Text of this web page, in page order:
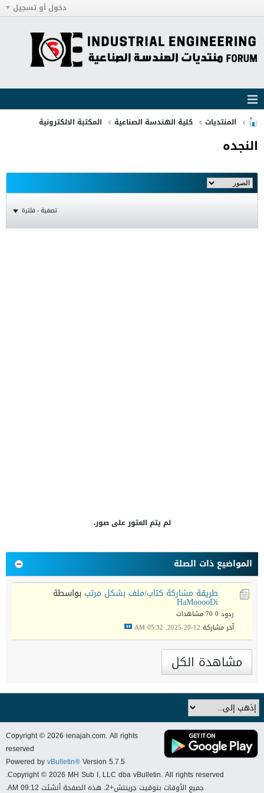
دخول أو تسجيل
المنتديات كلية الهندسة الصناعية المكتبة الالكترونية
النجده
تصفية - فلترة
لم يتم العثور على صور.
المواضيع ذات الصلة
طريقة مشاركة كتاب/ملف بشكل مرتب بواسطة
HaMooooDi
ردود 0
70 مشاهدات
آخر مشاركة 12-20-2025, 05:32 AM
مشاهدة الكل
Copyright © 2026 ienajah.com. All rights
reserved
Powered byvBulletin®Version 5.7.5
Copyright © 2026 MH Sub I, LLC dba vBulletin. All rights reserved.
جميع الأوقات بتوقيت جرينتش+2. هذه الصفحة أنشئت 09:12 AM.